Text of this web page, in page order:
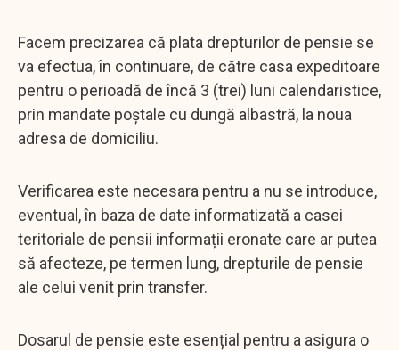
Facem precizarea că plata drepturilor de pensie se
va efectua, în continuare, de către casa expeditoare
pentru o perioadă de încă 3 (trei) luni calendaristice,
prin mandate poștale cu dungă albastră, la noua
adresa de domiciliu.
Verificarea este necesara pentru a nu se introduce,
eventual, în baza de date informatizată a casei
teritoriale de pensii informații eronate care ar putea
să afecteze, pe termen lung, drepturile de pensie
ale celui venit prin transfer.
Dosarul de pensie este esențial pentru a asigura o